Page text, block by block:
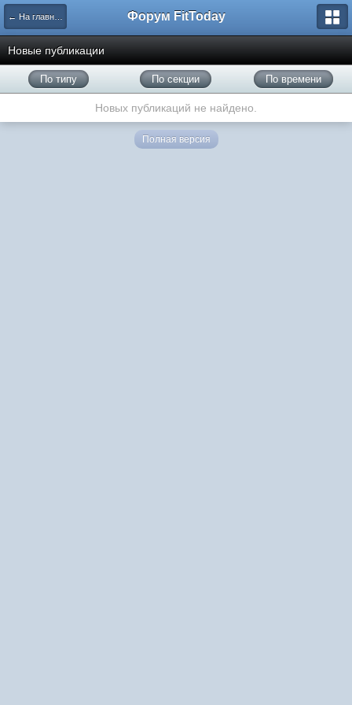
← На главную Форум FitToday
Новые публикации
По типу По секции По времени
Новых публикаций не найдено.
Полная версия